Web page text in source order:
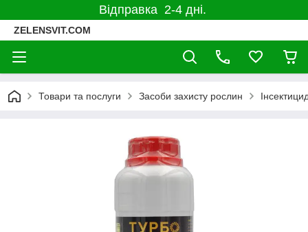
Відправка 2-4 дні.
ZELENSVIT.COM
Товари та послуги Засоби захисту рослин